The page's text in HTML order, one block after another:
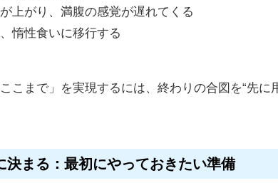
上がり、満腹の感覚が遅れてくる
惰性食いに移行する
こまで」を実現するには、終わりの合図を“先に
決まる：最初にやっておきたい準備